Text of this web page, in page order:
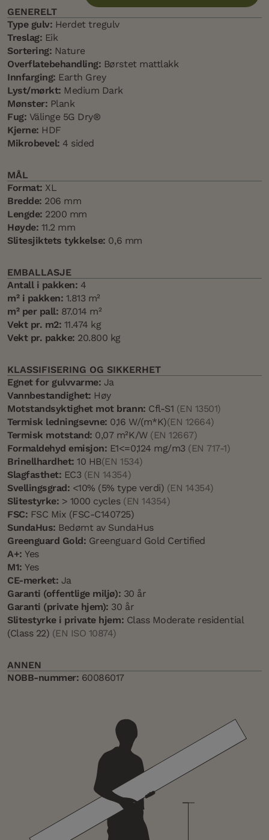
GENERELT
Type gulv: Herdet tregulv
Treslag: Eik
Sortering: Nature
Overflatebehandling: Børstet mattlakk
Innfarging: Earth Grey
Lyst/mørkt: Medium Dark
Mønster: Plank
Fug: Välinge 5G Dry®
Kjerne: HDF
Mikrobevel: 4 sided
MÅL
Format: XL
Bredde: 206 mm
Lengde: 2200 mm
Høyde: 11.2 mm
Slitesjiktets tykkelse: 0,6 mm
EMBALLASJE
Antall i pakken: 4
m² i pakken: 1.813 m²
m² per pall: 87.014 m²
Vekt pr. m2: 11.474 kg
Vekt pr. pakke: 20.800 kg
KLASSIFISERING OG SIKKERHET
Egnet for gulvvarme: Ja
Vannbestandighet: Høy
Motstandsyktighet mot brann: Cfl-S1 (EN 13501)
Termisk ledningsevne: 0,16 W/(m*K)(EN 12664)
Termisk motstand: 0,07 m²K/W (EN 12667)
Formaldehyd emisjon: E1<=0,124 mg/m3 (EN 717-1)
Brinellhardhet: 10 HB(EN 1534)
Slagfasthet: EC3 (EN 14354)
Svellingsgrad: <10% (5% type verdi) (EN 14354)
Slitestyrke: > 1000 cycles (EN 14354)
FSC: FSC Mix (FSC-C140725)
SundaHus: Bedømt av SundaHus
Greenguard Gold: Greenguard Gold Certified
A+: Yes
M1: Yes
CE-merket: Ja
Garanti (offentlige miljø): 30 år
Garanti (private hjem): 30 år
Slitestyrke i private hjem: Class Moderate residential
(Class 22) (EN ISO 10874)
ANNEN
NOBB-nummer: 60086017